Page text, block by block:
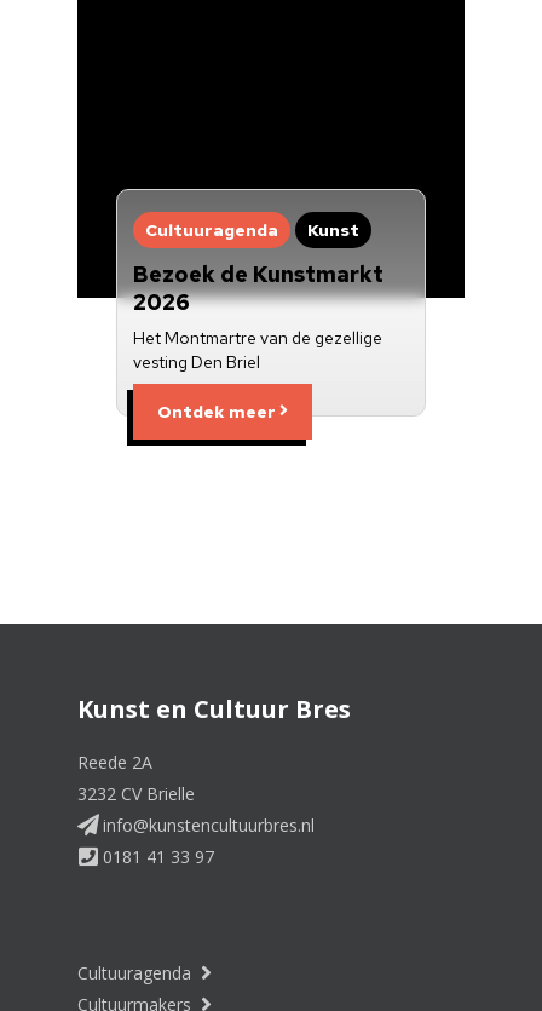
Cultuuragenda Kunst
Bezoek de Kunstmarkt
2026
Het Montmartre van de gezellige
vesting Den Briel
Ontdek meer
Kunst en Cultuur Bres
Reede 2A
3232 CV Brielle
info@kunstencultuurbres.nl
0181 41 33 97
Cultuuragenda
Cultuurmakers